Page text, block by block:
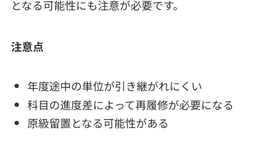
となる可能性にも注意が必要です。
注意点
年度途中の単位が引き継がれにくい
科目の進度差によって再履修が必要になる
原級留置となる可能性がある